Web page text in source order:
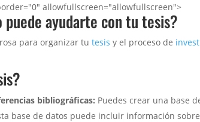
allowfullscreen="allowfullscreen">
puede ayudarte con tu tesis?
para organizar tutesis y el proceso de
bibliográficas: Puedes crear una base
base de datos puede incluir información